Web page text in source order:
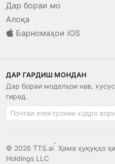
Дар бораи мо
Алоқа
Барномаҳои iOS
ДАР ГАРДИШ МОНДАН
Дар бораи моделҳои нав,
гиред.
© 2026 TTS.ai™ Ҳама ҳуқуқҳо
Holdings LLC